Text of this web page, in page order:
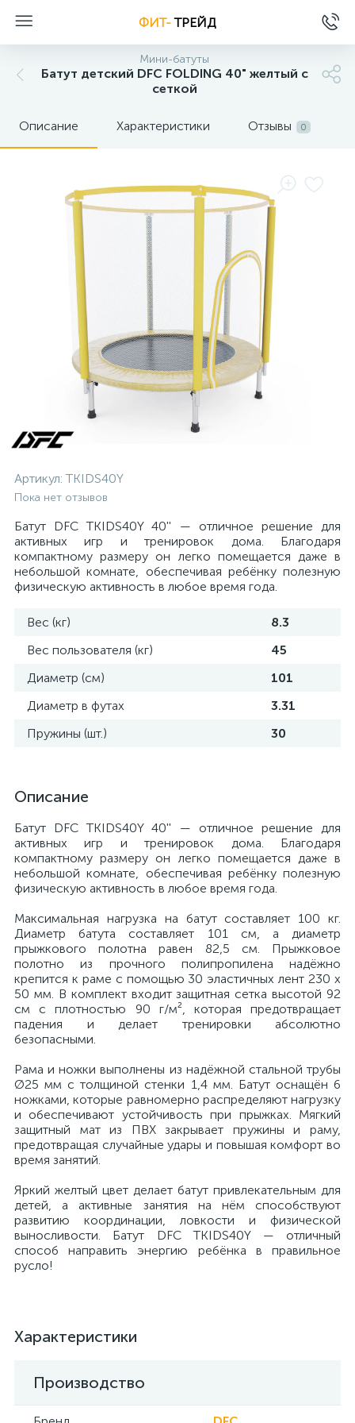
ФИТ-ТРЕЙД
Мини-батуты
Батут детский DFC FOLDING 40" желтый с
сеткой
Описание Характеристики Отзывы 0
Артикул:TKIDS40Y
Пока нет отзывов
Батут DFC TKIDS40Y 40'' — отличное решение для
активных игр и тренировок дома. Благодаря
компактному размеру он легко помещается даже в
небольшой комнате, обеспечивая ребёнку полезную
физическую активность в любое время года.
Вес (кг)
8.3
Вес пользователя (кг)
45
Диаметр (см)
101
Диаметр в футах
3.31
Пружины (шт.)
30
Описание
Батут DFC TKIDS40Y 40'' — отличное решение для
активных игр и тренировок дома. Благодаря
компактному размеру он легко помещается даже в
небольшой комнате, обеспечивая ребёнку полезную
физическую активность в любое время года.
Максимальная нагрузка на батут составляет 100 кг.
Диаметр батута составляет 101 см, а диаметр
прыжкового полотна равен 82,5 см. Прыжковое
полотно из прочного полипропилена надёжно
крепится к раме с помощью 30 эластичных лент 230 х
50 мм. В комплект входит защитная сетка высотой 92
см с плотностью 90 г/м², которая предотвращает
падения и делает тренировки абсолютно
безопасными.
Рама и ножки выполнены из надёжной стальной трубы
Ø25 мм с толщиной стенки 1,4 мм. Батут оснащён 6
ножками, которые равномерно распределяют нагрузку
и обеспечивают устойчивость при прыжках. Мягкий
защитный мат из ПВХ закрывает пружины и раму,
предотвращая случайные удары и повышая комфорт во
время занятий.
Яркий желтый цвет делает батут привлекательным для
детей, а активные занятия на нём способствуют
развитию координации, ловкости и физической
выносливости. Батут DFC TKIDS40Y — отличный
способ направить энергию ребёнка в правильное
русло!
Характеристики
Производство